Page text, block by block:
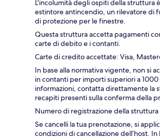
L'incolumità degli ospiti della struttura
estintore antincendio, un rilevatore di
di protezione per le finestre.
Questa struttura accetta pagamenti
carte di debito e i contanti.
Carte di credito accettate: Visa,
In base alla normativa vigente, non si
in contanti per importi superiori a 1000
informazioni, contatta direttamente la
recapiti presenti sulla conferma della
Numero di registrazione della
Se cancelli la tua prenotazione, si
condizioni di cancellazione dell’host. In